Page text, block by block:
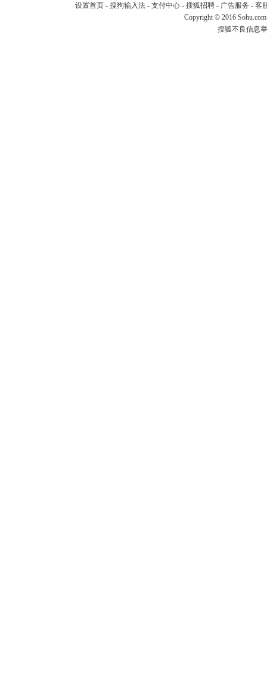
设置首页- 搜狗输入法- 支付中心- 搜狐招聘- 广告服务 - 客
Copyright © 2016
搜狐不良信息